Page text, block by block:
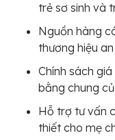
trẻ sơ sinh và
Nguồn hàng
thương hiệu
Chính sách
bằng chung
Hỗ trợ tư vấn
thiết cho mẹ